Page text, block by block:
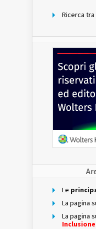
Ricerca
Le
La pagina
La pagina
Inclusione